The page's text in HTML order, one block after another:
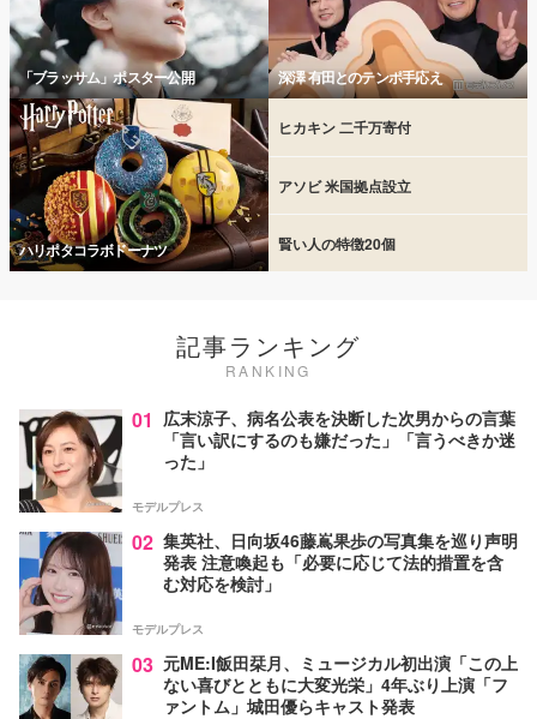
「ブラッサム」ポスター公開 深澤 有田とのテンポ手応え
ハリポタコラボドーナツ
ヒカキン 二千万寄付
アソビ 米国拠点設立
賢い人の特徴20個
記事ランキング
RANKING
01 広末涼子、病名公表を決断した次男からの言葉
「言い訳にするのも嫌だった」「言うべきか迷
った」
モデルプレス
02 集英社、日向坂46藤嶌果歩の写真集を巡り声明
発表 注意喚起も「必要に応じて法的措置を含
む対応を検討」
モデルプレス
03 元ME:I飯田栞月、ミュージカル初出演「この上
ない喜びとともに大変光栄」4年ぶり上演「フ
ァントム」城田優らキャスト発表